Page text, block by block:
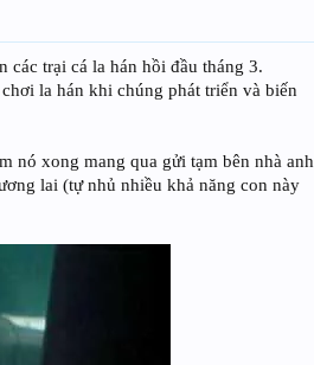
trại cá la hán hồi đầu tháng 3.
la hán khi chúng phát triển và biến
nó xong mang qua gửi tạm bên nhà anh
lai (tự nhủ nhiều khả năng con này